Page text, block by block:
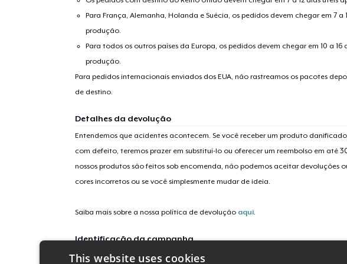
Para França, Alemanha, Holanda e Suécia, os pedidos devem chegar em 7 a
produção.
Para todos os outros países da Europa, os pedidos devem chegar em 10 a 16
produção.
Para pedidos internacionais enviados dos EUA, não rastreamos os pacotes
de destino.
Detalhes da devolução
Entendemos que acidentes acontecem. Se você receber um produto
com defeito, teremos prazer em substituí-lo ou oferecer um reembolso em até
nossos produtos são feitos sob encomenda, não podemos aceitar devoluções
cores incorretos ou se você simplesmente mudar de ideia.
Saiba mais sobre a nossa política de devolução aqui.
Identificação da campanha
big-mother-hugger-matrix-heart
US$ 32,99
US$ 21,99
Mug
US$ 21,99
This website uses cookies